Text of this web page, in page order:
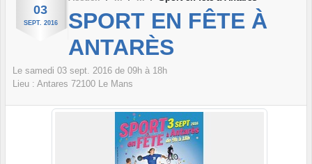
03
SEPT. 2016
SPORT EN FÊTE À
ANTARÈS
Le samedi 03 sept. 2016 de 09h à 18h
Lieu : Antares 72100 Le Mans